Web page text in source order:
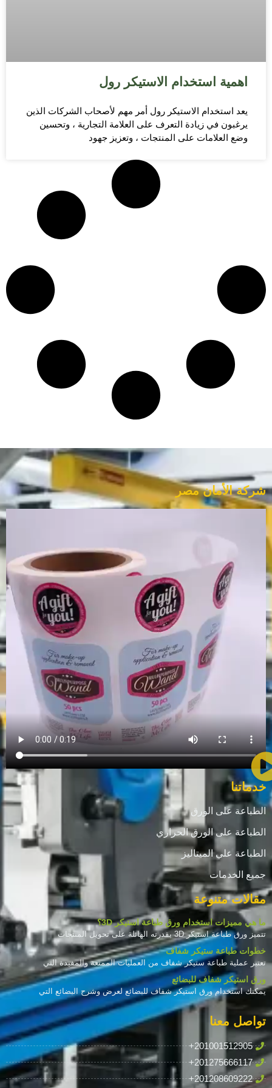
اهمية استخدام الاستيكر رول
يعد استخدام الاستيكر رول أمر مهم لأصحاب الشركات الذين
يرغبون في زيادة التعرف على العلامة التجارية ، وتحسين
وضع العلامات على المنتجات ، وتعزيز جهود
شركة الأمان مصر
خدماتنا
الطباعة على الورق
الطباعة على الورق الحراري
الطباعة علي الميتاليز
جميع الخدمات
مقالات متنوعة
ما هي مميزات استخدام ورق طباعة استيكر 3D؟
تتميز ورق طباعة استيكر 3D بقدرته الهائلة على تحويل المنتجات
خطوات طباعة ستيكر شفاف
تعتبر عملية طباعة ستيكر شفاف من العمليات الممتعة والمفيدة التي
ورق استيكر شفاف للبضائع
يمكنك استخدام ورق استيكر شفاف للبضائع لعرض وشرح البضائع التي
تواصل معنا
+201001512905
+201275666117
+201208609222